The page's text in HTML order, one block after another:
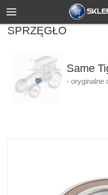
SPRZĘGŁO
Same
- oryginalne